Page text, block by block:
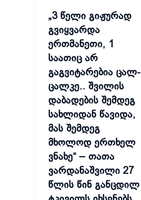
„3 წელი გიჟურად
გვიყვარდა
ერთმანეთი, 1
საათიც არ
გაგვიტარებია ცალ-
ცალკე.. შვილის
დაბადების შემდეგ
სახლიდან წავიდა,
მას შემდეგ
მხოლოდ ერთხელ
ვნახე“ – თათა
ვარდანაშვილი 27
წლის წინ განცდილ